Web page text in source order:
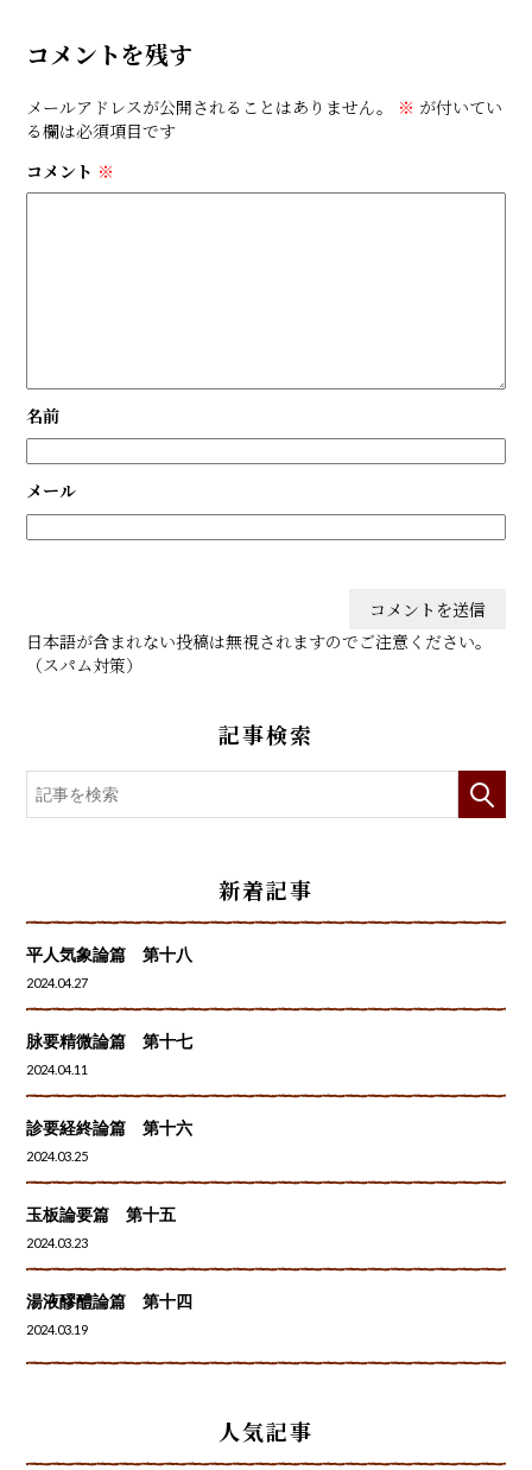
コメントを残す
メールアドレスが公開されることはありません。 ※ が付いてい
る欄は必須項目です
コメント ※
名前
メール
日本語が含まれない投稿は無視されますのでご注意ください。
（スパム対策）
記事検索
新着記事
平人気象論篇 第十八
2024.04.27
脉要精微論篇 第十七
2024.04.11
診要経終論篇 第十六
2024.03.25
玉板論要篇 第十五
2024.03.23
湯液醪醴論篇 第十四
2024.03.19
人気記事